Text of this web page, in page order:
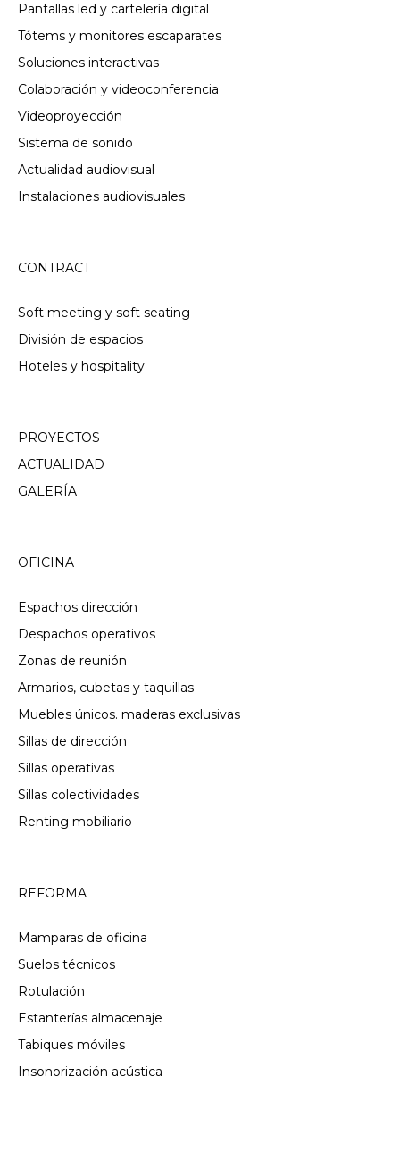
Pantallas led y cartelería digital
Tótems y monitores escaparates
Soluciones interactivas
Colaboración y videoconferencia
Videoproyección
Sistema de sonido
Actualidad audiovisual
Instalaciones audiovisuales
CONTRACT
Soft meeting y soft seating
División de espacios
Hoteles y hospitality
PROYECTOS
ACTUALIDAD
GALERÍA
OFICINA
Espachos dirección
Despachos operativos
Zonas de reunión
Armarios, cubetas y taquillas
Muebles únicos. maderas exclusivas
Sillas de dirección
Sillas operativas
Sillas colectividades
Renting mobiliario
REFORMA
Mamparas de oficina
Suelos técnicos
Rotulación
Estanterías almacenaje
Tabiques móviles
Insonorización acústica